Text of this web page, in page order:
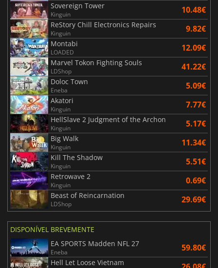
Sovereign Tower
Kinguin 10.48€
ReStory Chill Electronics Repairs
Kinguin 9.82€
Montabi
LOADED 12.09€
Marvel Tokon Fighting Souls
LDShop 41.22€
Doloc Town
Eneba 5.09€
Akatori
Kinguin 7.77€
HellSlave 2 Judgment of the Archon
Kinguin 5.17€
Big Walk
Kinguin 11.34€
Kill The Shadow
Kinguin 5.51€
Retrowave 2
Kinguin 0.69€
Beast of Reincarnation
LDShop 29.69€
DISPONÍVEL BREVEMENTE
EA SPORTS Madden NFL 27
Eneba 59.80€
Hell Let Loose Vietnam